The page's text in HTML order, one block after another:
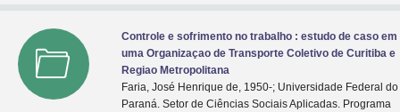
Controle e sofrimento no trabalho : estudo de caso em
uma Organizaçao de Transporte Coletivo de Curitiba e
Regiao Metropolitana
Faria, José Henrique de, 1950-; Universidade Federal do
Paraná. Setor de Ciências Sociais Aplicadas. Programa